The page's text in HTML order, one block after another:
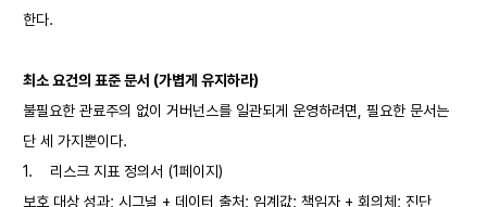
한다.
최소 요건의 표준 문서 (가볍게 유지하라)
불필요한 관료주의 없이 거버넌스를 일관되게 운영하려면, 필요한 문서는
단 세 가지뿐이다.
1.
리스크 지표 정의서 (1페이지)
보호 대상 성과; 시그널 + 데이터 출처; 임계값; 책임자 + 회의체; 진단